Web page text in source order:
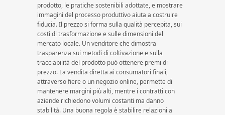
prodotto, le pratiche sostenibili adottate, e mostrare
immagini del processo produttivo aiuta a costruire
fiducia. Il prezzo si forma sulla qualità percepita, sui
costi di trasformazione e sulle dimensioni del
mercato locale. Un venditore che dimostra
trasparenza sui metodi di coltivazione e sulla
tracciabilità del prodotto può ottenere premi di
prezzo. La vendita diretta ai consumatori finali,
attraverso fiere o un negozio online, permette di
mantenere margini più alti, mentre i contratti con
aziende richiedono volumi costanti ma danno
stabilità. Una buona regola è stabilire relazioni a